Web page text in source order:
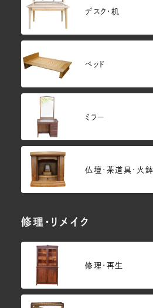
デスク・机
ベッド
ミラー
仏壇･茶道具・火鉢
修理・リメイク
修理・再生